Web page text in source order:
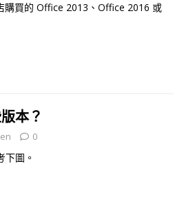
購買的 Office 2013、Office 2016 或
本？
0
圖。